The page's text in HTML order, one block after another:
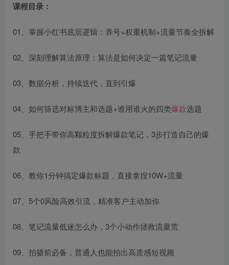
课程目录：
01、掌握小红书底层逻辑：养号+权重机制+流量节奏全拆解
02、深刻理解算法原理：算法是如何决定一篇笔记流量
03、数据分析，持续迭代，直到引爆
04、如何筛选对标博主和选题+谁用谁火的四类爆款选题
05、手把手带你高颗粒度拆解爆款笔记，3步打造自己的爆
款
06、教你1分钟搞定爆款标题，直接拿捏10W+流量
07、5个0风险高效引流，精准客户主动加你
08、笔记流量低迷怎么办，3个小动作拯救流量荒
09、拍摄前必备，普通人也能拍出高质感短视频